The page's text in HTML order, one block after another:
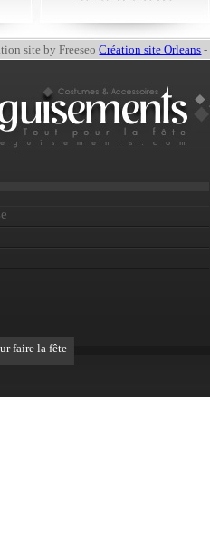
site by FreeseoCréation site Orleans -
faire la fête